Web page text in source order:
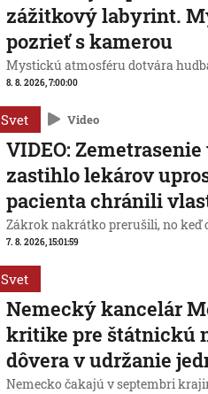
zážitkový labyrint.
pozrieť s kamerou
Mystickú atmosféru dotvára
8. 8. 2026, 7:00:00
Svet Video
VIDEO:
zastihlo lekárov
pacienta chránili
Zákrok nakrátko prerušili, no keď
7. 8. 2026, 15:01:59
Svet
Nemecký kancelár
kritike pre štátnickú
dôvera v udržanie
Nemecko čakajú v septembri